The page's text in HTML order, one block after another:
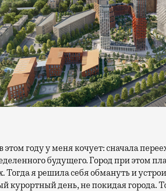
будущего. Город при этом
Тогда я решила себя обмануть и
курортный день, не покидая города.